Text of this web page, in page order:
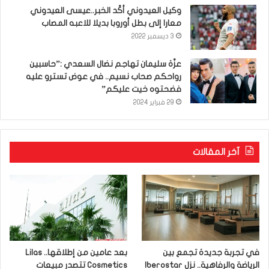
وكيل العيدوني أكّد الخبر..عيسى العيدوني
معارا إلى بطل أوروبا بديلا للاعبه المصاب
3 ديسمبر 2022
عزّة سليمان تهاجم نضال السعدي :”حاسبين
رواحكم صحاب نسيم.. في عوض تسترو عليه
فضحتوه خيت عليكم”
29 فبراير 2024
آخر المقالات
في تجربة جديدة تجمع بين
بعد عامين من إطلاقها.. Lilas
Cosmetics تتصدر مبيعات